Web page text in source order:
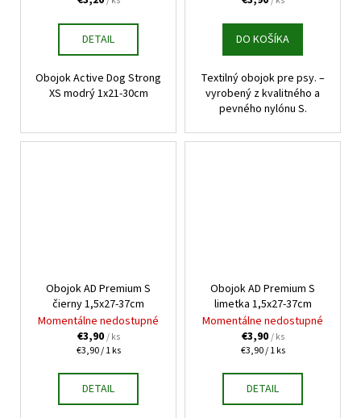
DETAIL
Obojok Active Dog Strong
XS modrý 1x21-30cm
DO KOŠÍKA
Textilný obojok pre psy. –
vyrobený z kvalitného a
pevného nylónu S.
Obojok AD Premium S
čierny 1,5x27-37cm
Momentálne nedostupné
€3,90/ ks
Jednotková
€3,90 / 1 ks
DETAIL
Obojok AD Premium S
limetka 1,5x27-37cm
Momentálne nedostupné
€3,90/ ks
Jednotková
€3,90 / 1 ks
DETAIL